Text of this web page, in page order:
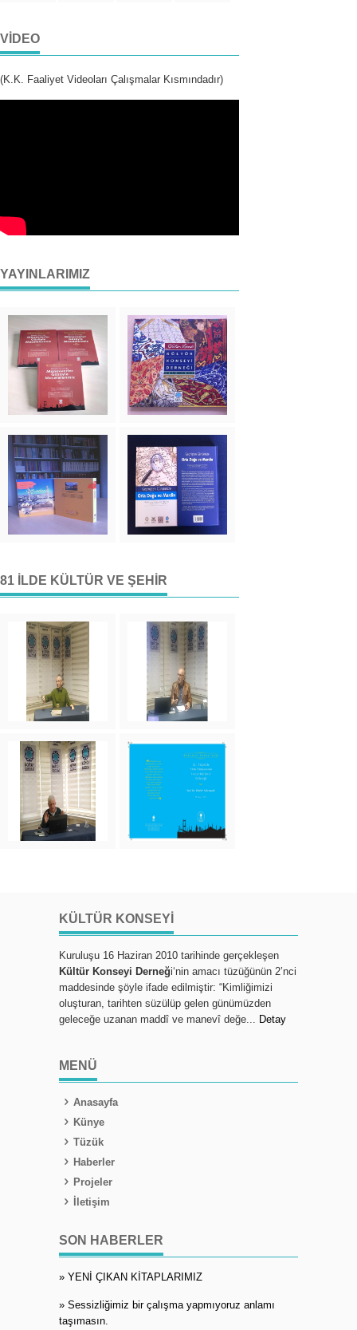
VIDEO
(K.K. Faaliyet Videoları Çalışmalar Kısmındadır)
YAYINLARIMIZ
81 İLDE KÜLTÜR VE ŞEHIR
KÜLTÜR KONSEYI
Kuruluşu 16 Haziran 2010 tarihinde gerçekleşen
Kültür Konseyi Derneği‘nin amacı tüzüğünün 2’nci
maddesinde şöyle ifade edilmiştir: “Kimliğimizi
oluşturan, tarihten süzülüp gelen günümüzden
geleceğe uzanan maddî ve manevî değe... Detay
MENÜ
Anasayfa
Künye
Tüzük
Haberler
Projeler
İletişim
SON HABERLER
» YENİ ÇIKAN KİTAPLARIMIZ
» Sessizliğimiz bir çalışma yapmıyoruz anlamı
taşımasın.